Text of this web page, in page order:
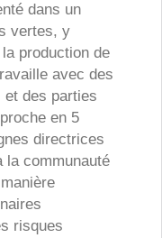
dans un
vertes, y
production de
avec des
des parties
en 5
directrices
la communauté
risques